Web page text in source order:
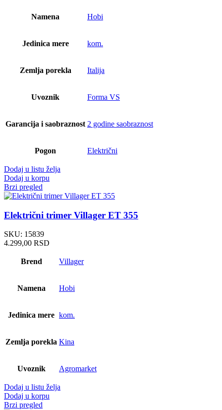
Namena Hobi
Jedinica mere kom.
Zemlja porekla Italija
Uvoznik Forma VS
Garancija i saobraznost 2 godine saobraznost
Pogon Električni
Dodaj u listu želja
Dodaj u korpu
Brzi pregled
Električni trimer Villager ET 355
SKU: 15839
4.299,00 RSD
Brend Villager
Namena Hobi
Jedinica mere kom.
Zemlja porekla Kina
Uvoznik Agromarket
Dodaj u listu želja
Dodaj u korpu
Brzi pregled